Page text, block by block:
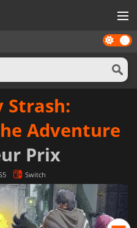
Dark
mode
Adventure
Prix
Switch